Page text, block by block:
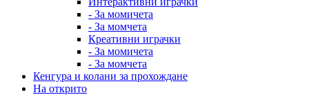
- За момичета
- За момчета
Креативни играчки
- За момичета
- За момчета
Кенгура и колани за прохождане
На открито